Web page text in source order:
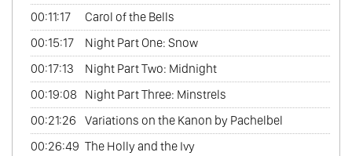
00:11:17
Carol of the Bells
00:15:17
Night Part One: Snow
00:17:13
Night Part Two: Midnight
00:19:08
Night Part Three: Minstrels
00:21:26
Variations on the Kanon by Pachelbel
00:26:49 The Holly and the Ivy